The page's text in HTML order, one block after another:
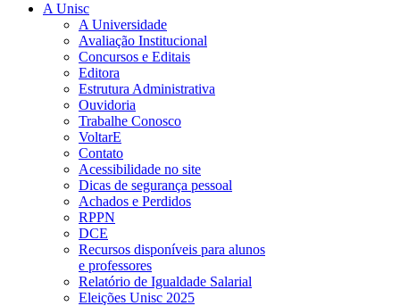
A Unisc
A Universidade
Avaliação Institucional
Concursos e Editais
Editora
Estrutura Administrativa
Ouvidoria
Trabalhe Conosco
VoltarE
Contato
Acessibilidade no site
Dicas de segurança pessoal
Achados e Perdidos
RPPN
DCE
Recursos disponíveis para alunos
e professores
Relatório de Igualdade Salarial
Eleições Unisc 2025